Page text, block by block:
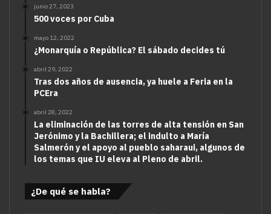
junio 27, 2023
500 voces por Cuba
mayo 12, 2022
¿Monarquía o República? El sábado decides tú
abril 29, 2022
Tras dos años de ausencia, ya huele a Feria en la
PCEra
abril 28, 2022
La eliminación de las torres de alta tensión en San
Jerónimo y la Bachillera; el indulto a María
Salmerón y el apoyo al pueblo saharaui, algunos de
los temas que IU eleva al Pleno de abril.
¿De qué se habla?